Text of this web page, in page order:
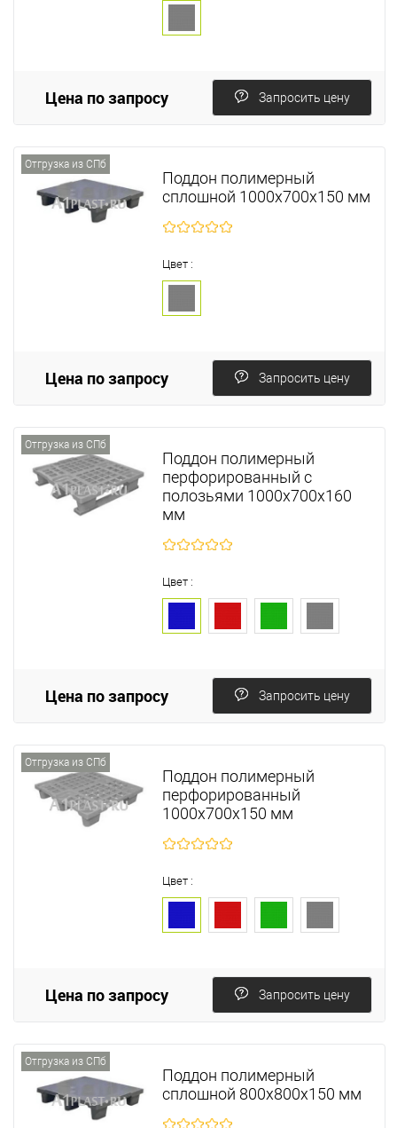
Цена по запросу Запросить цену
Отгрузка из СПб
Поддон полимерный
сплошной 1000х700х150 мм
Цвет :
Цена по запросу Запросить цену
Отгрузка из СПб
Поддон полимерный
перфорированный с
полозьями 1000х700х160
мм
Цвет :
Цена по запросу Запросить цену
Отгрузка из СПб
Поддон полимерный
перфорированный
1000х700х150 мм
Цвет :
Цена по запросу Запросить цену
Отгрузка из СПб
Поддон полимерный
сплошной 800х800х150 мм